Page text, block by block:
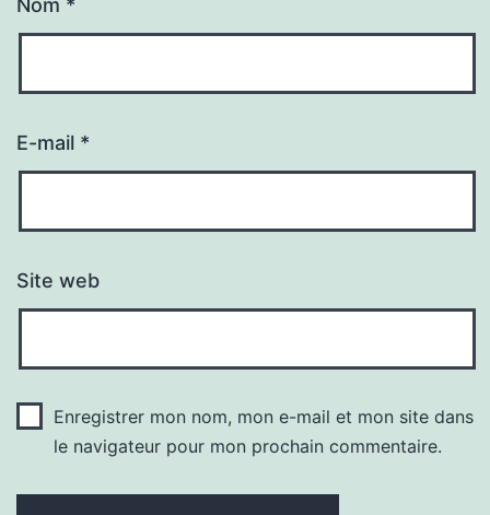
E-mail *
Site web
Enregistrer mon nom, mon e-mail et mon site dans
le navigateur pour mon prochain commentaire.